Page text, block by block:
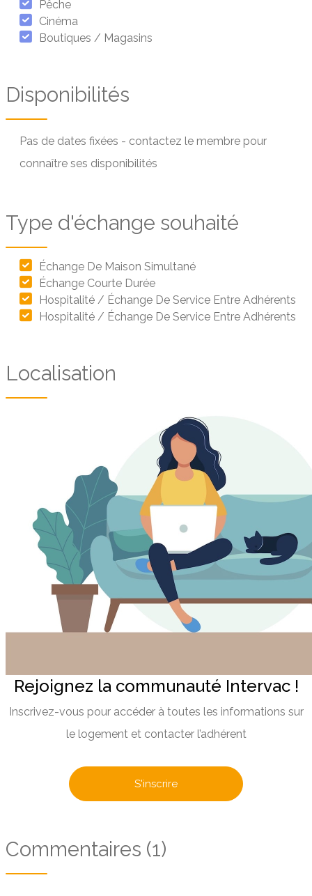
Pêche
Cinéma
Boutiques / Magasins
Disponibilités
Pas de dates fixées - contactez le membre pour
connaître ses disponibilités
Type d'échange souhaité
Échange De Maison Simultané
Échange Courte Durée
Hospitalité / Échange De Service Entre Adhérents
Hospitalité / Échange De Service Entre Adhérents
Localisation
Rejoignez la communauté Intervac !
Inscrivez-vous pour accéder à toutes les informations sur
le logement et contacter l’adhérent
S'inscrire
Commentaires (1)